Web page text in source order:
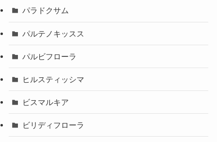
パラドクサム
パルテノキッスス
パルビフローラ
ヒルスティッシマ
ビスマルキア
ビリディフローラ